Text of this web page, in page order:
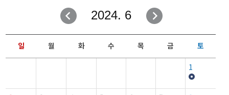
2024. 6
일 월 화 수 목 금 토
1